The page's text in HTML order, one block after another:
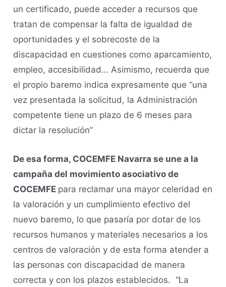
un certificado, puede acceder a recursos que
tratan de compensar la falta de igualdad de
oportunidades y el sobrecoste de la
discapacidad en cuestiones como aparcamiento,
empleo, accesibilidad… Asimismo, recuerda que
el propio baremo indica expresamente que “una
vez presentada la solicitud, la Administración
competente tiene un plazo de 6 meses para
dictar la resolución”
De esa forma, COCEMFE Navarra se une a la
campaña del movimiento asociativo de
COCEMFE para reclamar una mayor celeridad en
la valoración y un cumplimiento efectivo del
nuevo baremo, lo que pasaría por dotar de los
recursos humanos y materiales necesarios a los
centros de valoración y de esta forma atender a
las personas con discapacidad de manera
correcta y con los plazos establecidos. “La